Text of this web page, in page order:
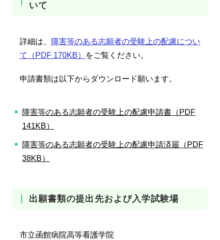
いて
詳細は、 障害等のある志願者の受験上の配慮につい
て（PDF 170KB）
をご覧ください。
申請書類は以下からダウンロード願います。
障害等のある志願者の受験上の配慮申請書（PDF
141KB）
障害等のある志願者の受験上の配慮申請済届（PDF
38KB）
出願書類の提出先および入学試験場
市立函館病院高等看護学院